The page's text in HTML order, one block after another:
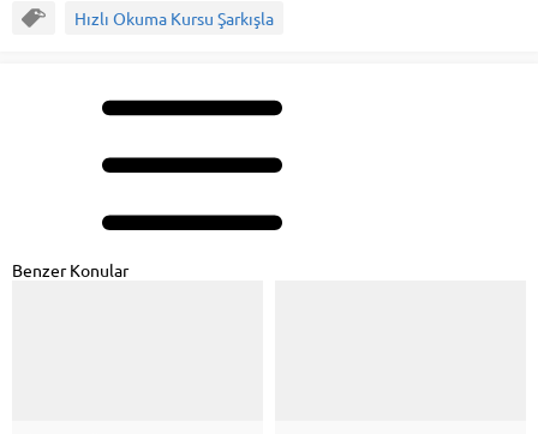
Hızlı Okuma Kursu Şarkışla
Benzer Konular